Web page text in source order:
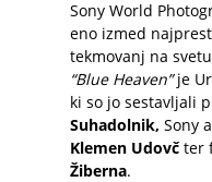
Sony World
eno izmed
tekmovanj na
“Blue Heaven”je
ki so jo sestavljali
Suhadolnik, Sony
Klemen Udovč ter
Žiberna.